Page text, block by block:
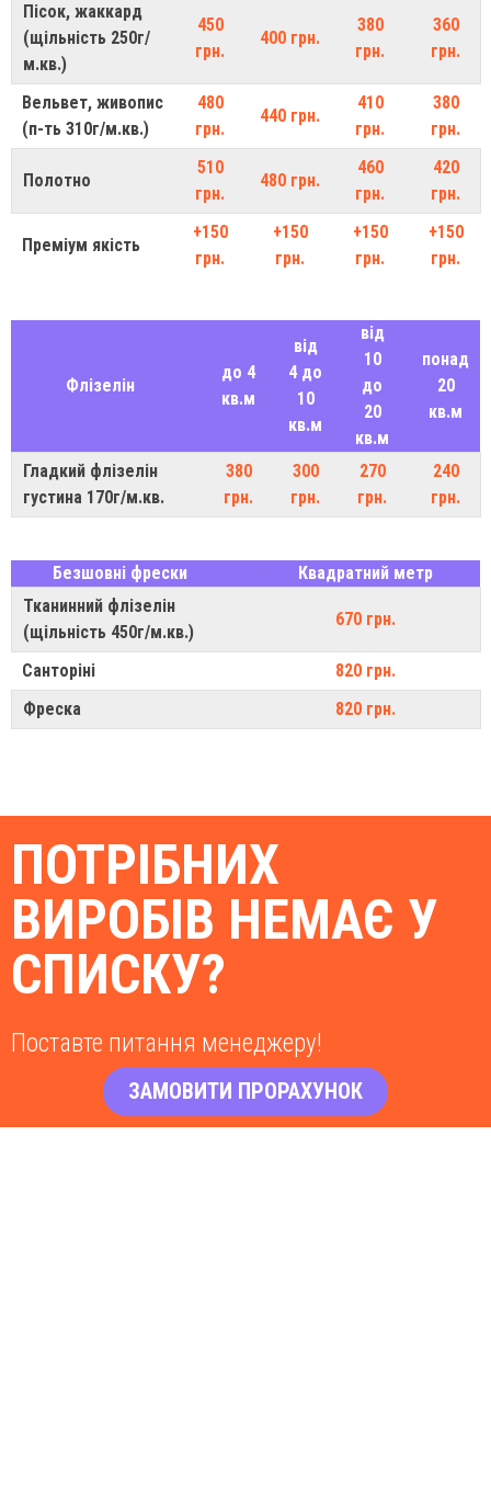
Пісок, жаккард
(щільність 250г/
м.кв.)
450
грн.
400 грн.
380
грн.
360
грн.
Вельвет, живопис
(п-ть 310г/м.кв.)
480
грн.
440 грн.
410
грн.
380
грн.
Полотно
510
грн.
480 грн.
460
грн.
420
грн.
Преміум якість
+150
грн.
+150
грн.
+150
грн.
+150
грн.
Флізелін
до 4
кв.м
від
4 до
10
кв.м
від
10
до
20
кв.м
понад
20
кв.м
Гладкий флізелін
густина 170г/м.кв.
380
грн.
300
грн.
270
грн.
240
грн.
Безшовні фрески
Квадратний метр
Тканинний флізелін
(щільність 450г/м.кв.)
670 грн.
Санторіні
820 грн.
Фреска
820 грн.
ПОТРІБНИХ
ВИРОБІВ НЕМАЄ У
СПИСКУ?
Поставте питання менеджеру!
ЗАМОВИТИ ПРОРАХУНОК